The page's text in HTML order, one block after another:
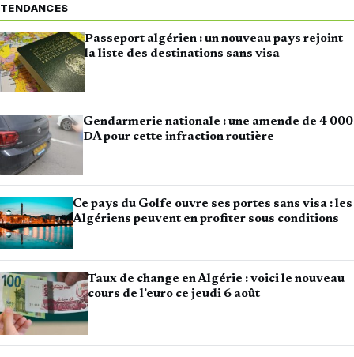
TENDANCES
Passeport algérien : un nouveau pays rejoint
la liste des destinations sans visa
Gendarmerie nationale : une amende de 4 000
DA pour cette infraction routière
Ce pays du Golfe ouvre ses portes sans visa : les
Algériens peuvent en profiter sous conditions
Taux de change en Algérie : voici le nouveau
cours de l’euro ce jeudi 6 août